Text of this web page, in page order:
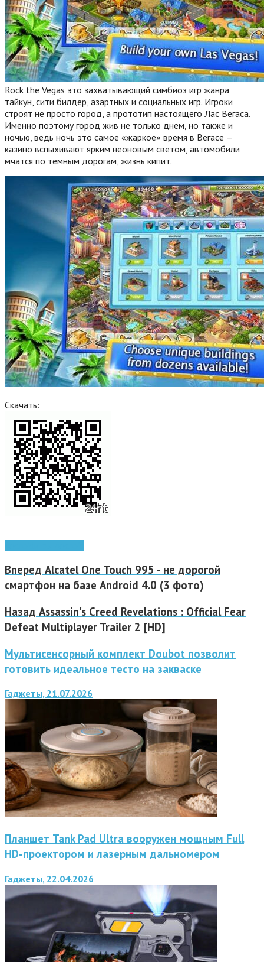
Rock the Vegas это захватывающий симбиоз игр жанра
тайкун, сити билдер, азартных и социальных игр. Игроки
строят не просто город, а прототип настоящего Лас Вегаса.
Именно поэтому город жив не только днем, но также и
ночью, ведь ночь это самое «жаркое» время в Вегасе —
казино вспыхивают ярким неоновым светом, автомобили
мчатся по темным дорогам, жизнь кипит.
Скачать:
Вперед Alcatel One Touch 995 - не дорогой
смартфон на базе Android 4.0 (3 фото)
Назад Assassin's Creed Revelations : Official Fear
Defeat Multiplayer Trailer 2 [HD]
Мультисенсорный комплект Doubot позволит
готовить идеальное тесто на закваске
Гаджеты, 21.07.2026
Планшет Tank Pad Ultra вооружен мощным Full
HD-проектором и лазерным дальномером
Гаджеты, 22.04.2026